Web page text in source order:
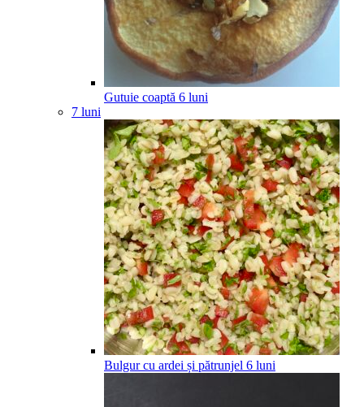
Gutuie coaptă 6 luni
7 luni
Bulgur cu ardei și pătrunjel 6 luni